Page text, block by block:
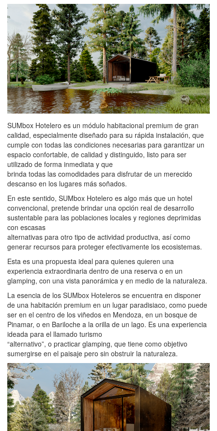
SUMbox Hotelero es un módulo habitacional premium de gran
calidad, especialmente diseñado para su rápida instalación, que
cumple con todas las condiciones necesarias para garantizar un
espacio confortable, de calidad y distinguido, listo para ser
utilizado de forma inmediata y que
brinda todas las comodidades para disfrutar de un merecido
descanso en los lugares más soñados.
En este sentido, SUMbox Hotelero es algo más que un hotel
convencional, pretende brindar una opción real de desarrollo
sustentable para las poblaciones locales y regiones deprimidas
con escasas
alternativas para otro tipo de actividad productiva, así como
generar recursos para proteger efectivamente los ecosistemas.
Esta es una propuesta ideal para quienes quieren una
experiencia extraordinaria dentro de una reserva o en un
glamping, con una vista panorámica y en medio de la naturaleza.
La esencia de los SUMbox Hoteleros se encuentra en disponer
de una habitación premium en un lugar paradisiaco, como puede
ser en el centro de los viñedos en Mendoza, en un bosque de
Pinamar, o en Bariloche a la orilla de un lago. Es una experiencia
ideada para el llamado turismo
“alternativo”, o practicar glamping, que tiene como objetivo
sumergirse en el paisaje pero sin obstruir la naturaleza.